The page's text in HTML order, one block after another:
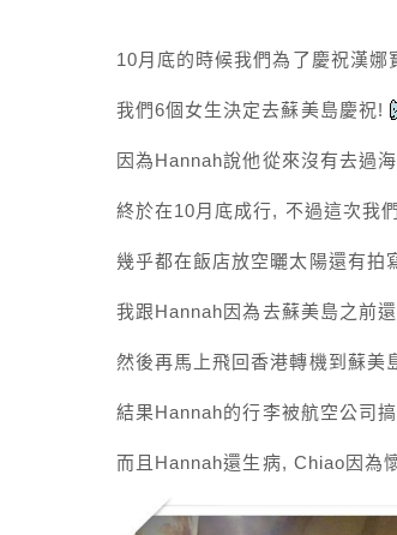
10月底的時候我們為了慶祝漢娜
我們6個女生決定去蘇美島慶祝!
因為Hannah說他從來沒有去過
終於在10月底成行, 不過這次我
幾乎都在飯店放空曬太陽還有拍
我跟Hannah因為去蘇美島之前
然後再馬上飛回香港轉機到蘇美
結果Hannah的行李被航空公司
而且Hannah還生病, Chiao因為